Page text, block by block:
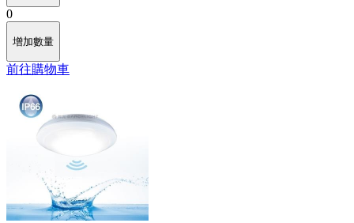
0
增加數量
前往購物車